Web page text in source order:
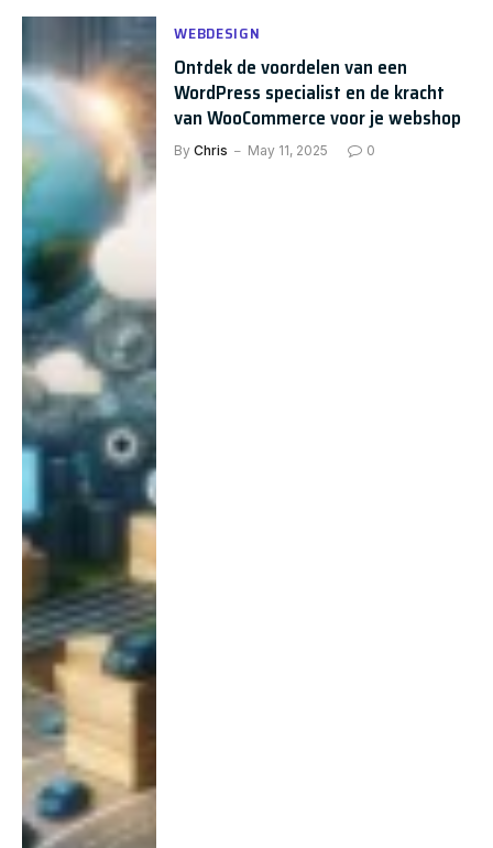
WEBDESIGN
Ontdek de voordelen van een
WordPress specialist en de kracht
van WooCommerce voor je webshop
By Chris May 11, 2025 0